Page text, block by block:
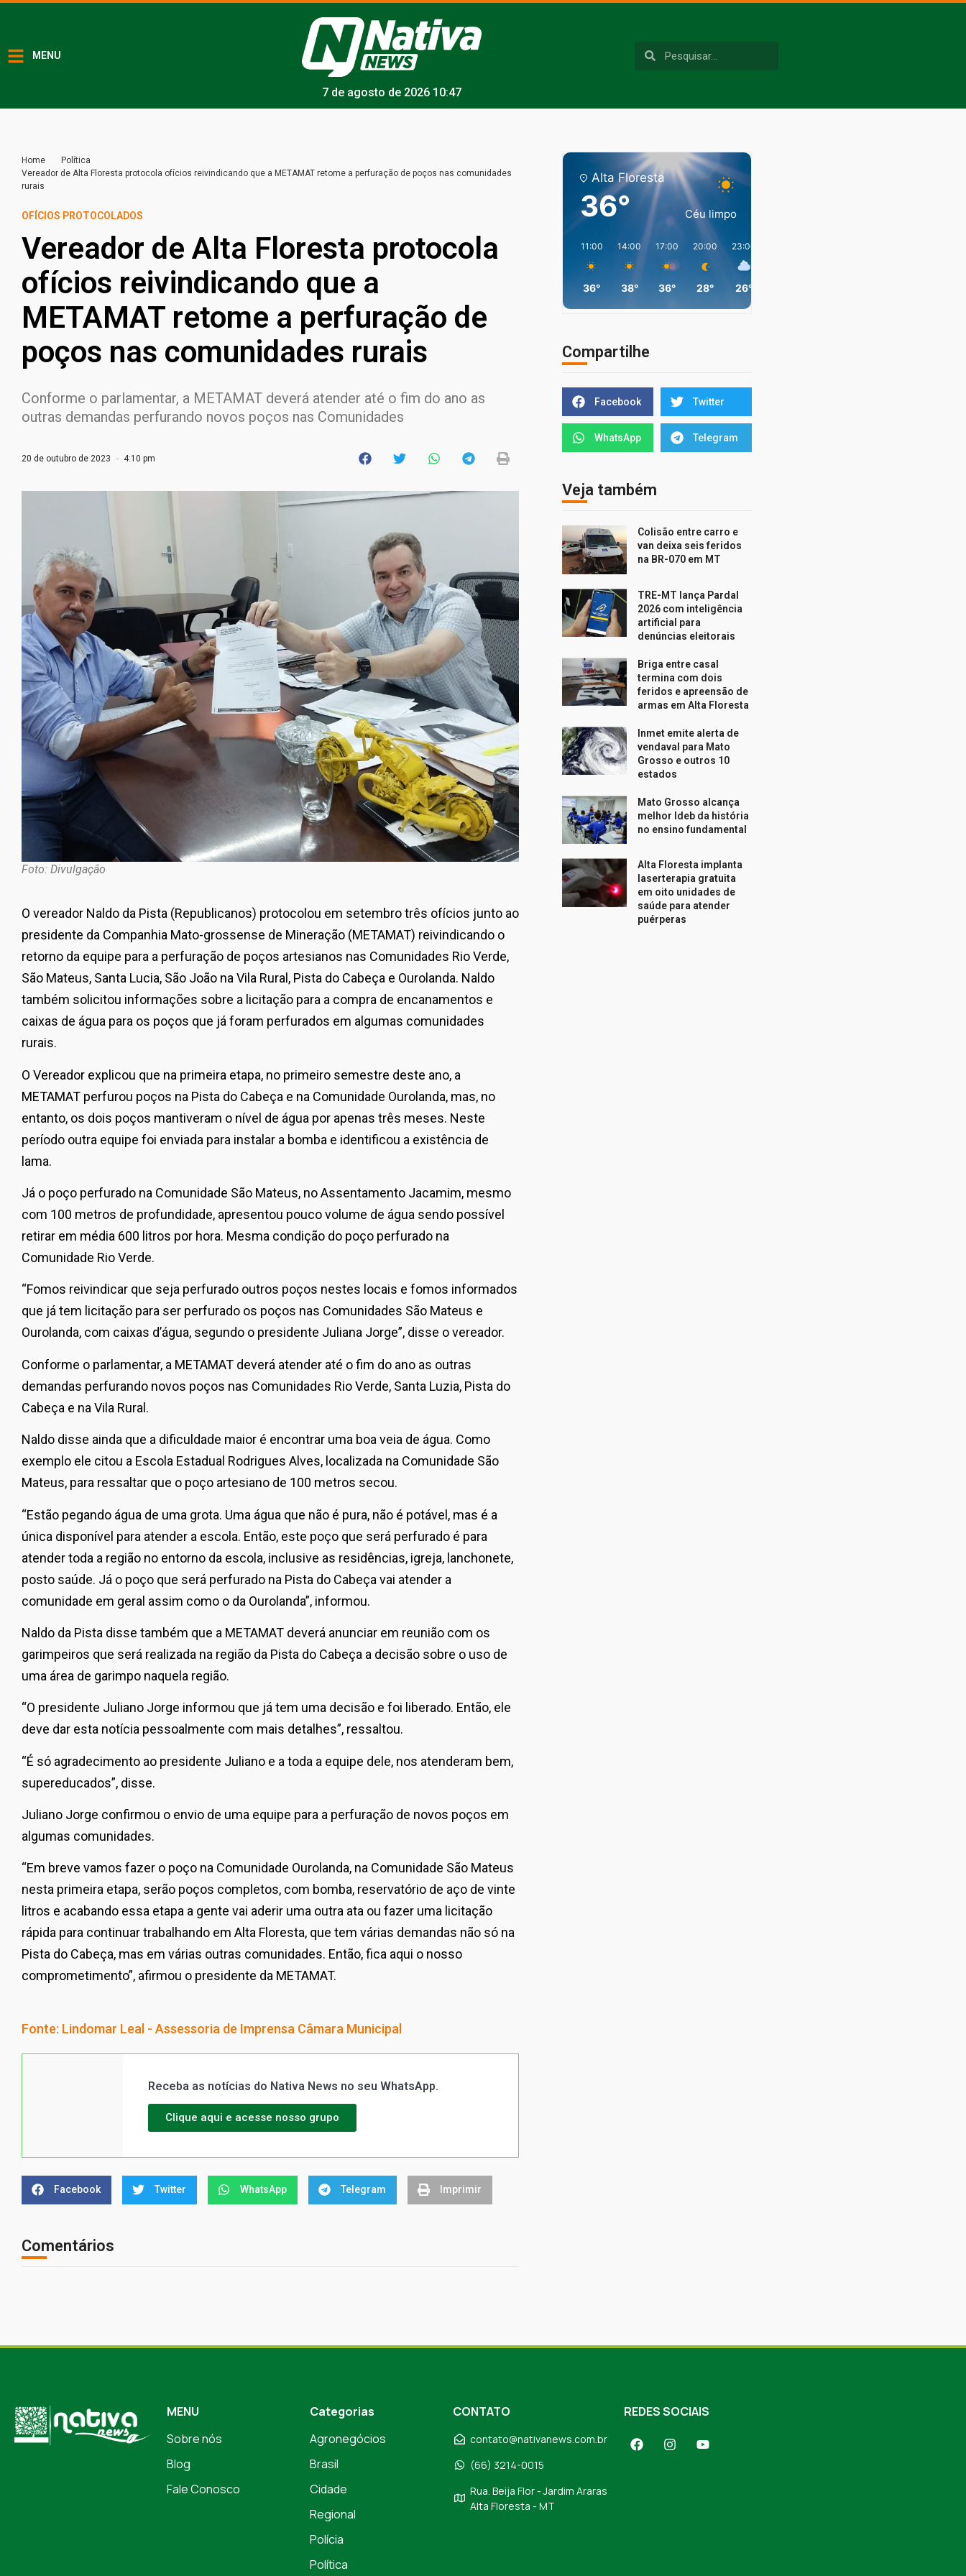
MENU
7 de agosto de 2026 10:47
Home
Política
Vereador de Alta Floresta protocola ofícios reivindicando que a METAMAT retome a perfuração de poços nas comunidades
rurais
OFÍCIOS PROTOCOLADOS
Vereador de Alta Floresta protocola
ofícios reivindicando que a
METAMAT retome a perfuração de
poços nas comunidades rurais
Conforme o parlamentar, a METAMAT deverá atender até o fim do ano as
outras demandas perfurando novos poços nas Comunidades
20 de outubro de 2023 4:10 pm
Foto: Divulgação
O vereador Naldo da Pista (Republicanos) protocolou em setembro três ofícios junto ao
presidente da Companhia Mato-grossense de Mineração (METAMAT) reivindicando o
retorno da equipe para a perfuração de poços artesianos nas Comunidades Rio Verde,
São Mateus, Santa Lucia, São João na Vila Rural, Pista do Cabeça e Ourolanda. Naldo
também solicitou informações sobre a licitação para a compra de encanamentos e
caixas de água para os poços que já foram perfurados em algumas comunidades
rurais.
O Vereador explicou que na primeira etapa, no primeiro semestre deste ano, a
METAMAT perfurou poços na Pista do Cabeça e na Comunidade Ourolanda, mas, no
entanto, os dois poços mantiveram o nível de água por apenas três meses. Neste
período outra equipe foi enviada para instalar a bomba e identificou a existência de
lama.
Já o poço perfurado na Comunidade São Mateus, no Assentamento Jacamim, mesmo
com 100 metros de profundidade, apresentou pouco volume de água sendo possível
retirar em média 600 litros por hora. Mesma condição do poço perfurado na
Comunidade Rio Verde.
“Fomos reivindicar que seja perfurado outros poços nestes locais e fomos informados
que já tem licitação para ser perfurado os poços nas Comunidades São Mateus e
Ourolanda, com caixas d’água, segundo o presidente Juliana Jorge”, disse o vereador.
Conforme o parlamentar, a METAMAT deverá atender até o fim do ano as outras
demandas perfurando novos poços nas Comunidades Rio Verde, Santa Luzia, Pista do
Cabeça e na Vila Rural.
Naldo disse ainda que a dificuldade maior é encontrar uma boa veia de água. Como
exemplo ele citou a Escola Estadual Rodrigues Alves, localizada na Comunidade São
Mateus, para ressaltar que o poço artesiano de 100 metros secou.
“Estão pegando água de uma grota. Uma água que não é pura, não é potável, mas é a
única disponível para atender a escola. Então, este poço que será perfurado é para
atender toda a região no entorno da escola, inclusive as residências, igreja, lanchonete,
posto saúde. Já o poço que será perfurado na Pista do Cabeça vai atender a
comunidade em geral assim como o da Ourolanda”, informou.
Naldo da Pista disse também que a METAMAT deverá anunciar em reunião com os
garimpeiros que será realizada na região da Pista do Cabeça a decisão sobre o uso de
uma área de garimpo naquela região.
“O presidente Juliano Jorge informou que já tem uma decisão e foi liberado. Então, ele
deve dar esta notícia pessoalmente com mais detalhes”, ressaltou.
“É só agradecimento ao presidente Juliano e a toda a equipe dele, nos atenderam bem,
supereducados”, disse.
Juliano Jorge confirmou o envio de uma equipe para a perfuração de novos poços em
algumas comunidades.
“Em breve vamos fazer o poço na Comunidade Ourolanda, na Comunidade São Mateus
nesta primeira etapa, serão poços completos, com bomba, reservatório de aço de vinte
litros e acabando essa etapa a gente vai aderir uma outra ata ou fazer uma licitação
rápida para continuar trabalhando em Alta Floresta, que tem várias demandas não só na
Pista do Cabeça, mas em várias outras comunidades. Então, fica aqui o nosso
comprometimento”, afirmou o presidente da METAMAT.
Fonte: Lindomar Leal - Assessoria de Imprensa Câmara Municipal
Receba as notícias do Nativa News no seu WhatsApp.
Clique aqui e acesse nosso grupo
Facebook Twitter WhatsApp Telegram Imprimir
Comentários
Alta Floresta
36° Céu limpo
11:00
36°
14:00
38°
17:00
36°
20:00
28°
23:00
26°
Compartilhe
Facebook Twitter
WhatsApp Telegram
Veja também
Colisão entre carro e
van deixa seis feridos
na BR-070 em MT
TRE-MT lança Pardal
2026 com inteligência
artificial para
denúncias eleitorais
Briga entre casal
termina com dois
feridos e apreensão de
armas em Alta Floresta
Inmet emite alerta de
vendaval para Mato
Grosso e outros 10
estados
Mato Grosso alcança
melhor Ideb da história
no ensino fundamental
Alta Floresta implanta
laserterapia gratuita
em oito unidades de
saúde para atender
puérperas
MENU
Sobre nós
Blog
Fale Conosco
Categorias
Agronegócios
Brasil
Cidade
Regional
Polícia
Política
CONTATO
contato@nativanews.com.br
(66) 3214-0015
Rua. Beija Flor - Jardim Araras
Alta Floresta - MT
REDES SOCIAIS